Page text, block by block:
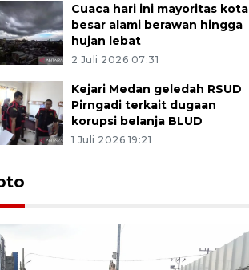
Cuaca hari ini mayoritas kota
besar alami berawan hingga
hujan lebat
2 Juli 2026 07:31
Kejari Medan geledah RSUD
Pirngadi terkait dugaan
korupsi belanja BLUD
1 Juli 2026 19:21